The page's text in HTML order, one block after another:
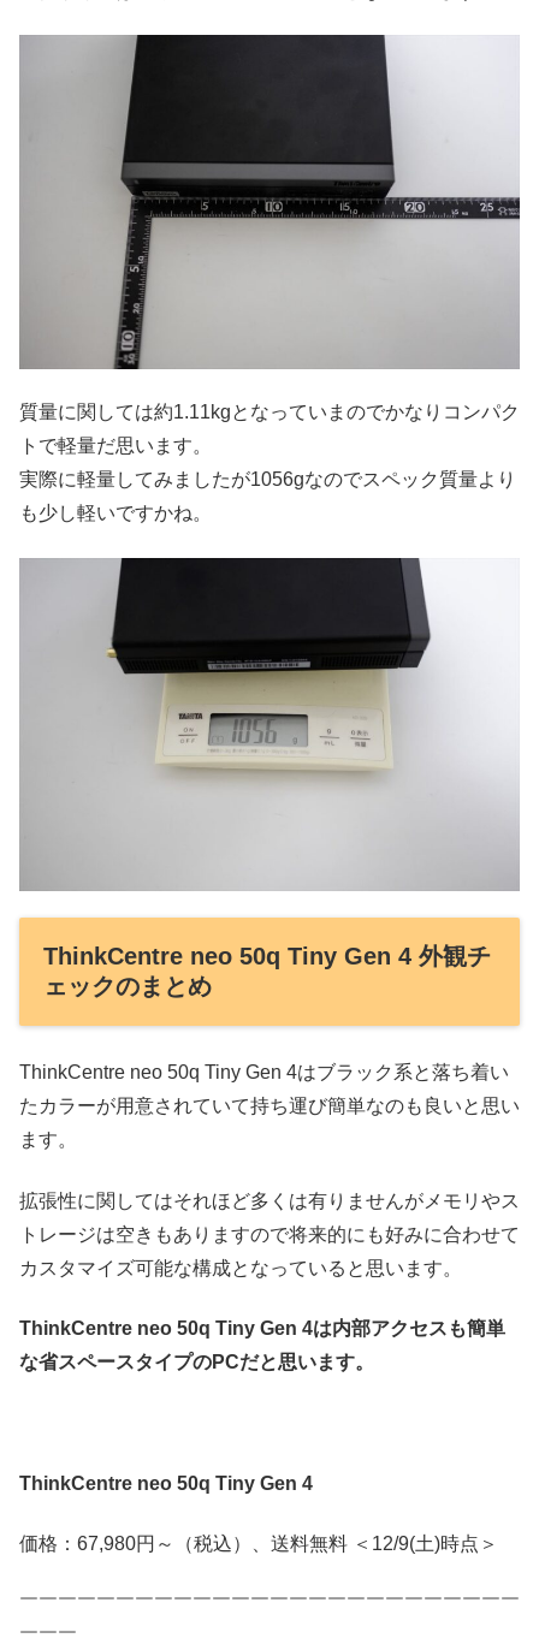
質量に関しては約1.11kgとなっていまのでかなりコンパク
トで軽量だ思います。
実際に軽量してみましたが1056gなのでスペック質量より
も少し軽いですかね。
ThinkCentre neo 50q Tiny Gen 4 外観チ
ェックのまとめ
ThinkCentre neo 50q Tiny Gen 4はブラック系と落ち着い
たカラーが用意されていて持ち運び簡単なのも良いと思い
ます。
拡張性に関してはそれほど多くは有りませんがメモリやス
トレージは空きもありますので将来的にも好みに合わせて
カスタマイズ可能な構成となっていると思います。
ThinkCentre neo 50q Tiny Gen 4は内部アクセスも簡単
な省スペースタイプのPCだと思います。
ThinkCentre neo 50q Tiny Gen 4
価格：67,980円～（税込）、送料無料 ＜12/9(土)時点＞
￣￣￣￣￣￣￣￣￣￣￣￣￣￣￣￣￣￣￣￣￣￣￣￣￣￣
￣￣￣